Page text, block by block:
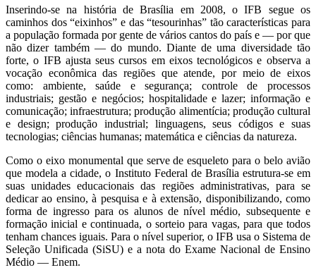
Inserindo-se na história de Brasília em 2008, o IFB segue os
caminhos dos “eixinhos” e das “tesourinhas” tão características para
a população formada por gente de vários cantos do país e — por que
não dizer também — do mundo. Diante de uma diversidade tão
forte, o IFB ajusta seus cursos em eixos tecnológicos e observa a
vocação econômica das regiões que atende, por meio de eixos
como: ambiente, saúde e segurança; controle de processos
industriais; gestão e negócios; hospitalidade e lazer; informação e
comunicação; infraestrutura; produção alimentícia; produção cultural
e design; produção industrial; linguagens, seus códigos e suas
tecnologias; ciências humanas; matemática e ciências da natureza.
Como o eixo monumental que serve de esqueleto para o belo avião
que modela a cidade, o Instituto Federal de Brasília estrutura-se em
suas unidades educacionais das regiões administrativas, para se
dedicar ao ensino, à pesquisa e à extensão, disponibilizando, como
forma de ingresso para os alunos de nível médio, subsequente e
formação inicial e continuada, o sorteio para vagas, para que todos
tenham chances iguais. Para o nível superior, o IFB usa o Sistema de
Seleção Unificada (SiSU) e a nota do Exame Nacional de Ensino
Médio — Enem.